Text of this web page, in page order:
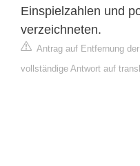
Einspielzahlen und
verzeichneten.
Antrag auf Entfernung
vollständige Antwort auf